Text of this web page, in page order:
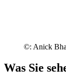
©: Anick
Was Sie